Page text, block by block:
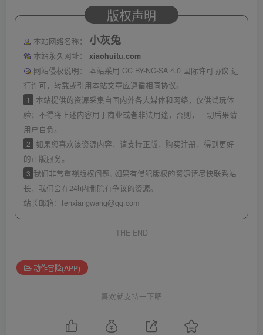
版权声明
本站网络名称： 小灰兔
本站永久网址：
xiaohuitu.com
网站侵权说明：
本站采用 CC BY-NC-SA 4.0 国际许可协议 进
行许可，转载或引用本站文章应遵循相同协议。
1
本站提供的资源采集自国内外各大媒体和网络，仅供试玩体
验；不得将上述内容用于商业或者非法用途，否则，一切后果请
用户自负。
2
如果您喜欢该资源内容，请支持正版，购买注册，得到更好
的正版服务。
3 我们非常重视版权问题, 如果有侵犯版权的资源请尽快联系站
长，我们会在24h内删除有争议的资源。
站长邮箱： fenxiangwang@qq.com
THE END
动作冒险(APP)
喜欢就支持一下吧